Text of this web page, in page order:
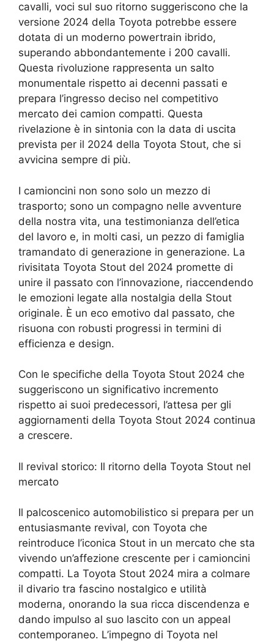
cavalli, voci sul suo ritorno suggeriscono che la
versione 2024 della Toyota potrebbe essere
dotata di un moderno powertrain ibrido,
superando abbondantemente i 200 cavalli.
Questa rivoluzione rappresenta un salto
monumentale rispetto ai decenni passati e
prepara l’ingresso deciso nel competitivo
mercato dei camion compatti. Questa
rivelazione è in sintonia con la data di uscita
prevista per il 2024 della Toyota Stout, che si
avvicina sempre di più.
I camioncini non sono solo un mezzo di
trasporto; sono un compagno nelle avventure
della nostra vita, una testimonianza dell’etica
del lavoro e, in molti casi, un pezzo di famiglia
tramandato di generazione in generazione. La
rivisitata Toyota Stout del 2024 promette di
unire il passato con l’innovazione, riaccendendo
le emozioni legate alla nostalgia della Stout
originale. È un eco emotivo dal passato, che
risuona con robusti progressi in termini di
efficienza e design.
Con le specifiche della Toyota Stout 2024 che
suggeriscono un significativo incremento
rispetto ai suoi predecessori, l’attesa per gli
aggiornamenti della Toyota Stout 2024 continua
a crescere.
Il revival storico: Il ritorno della Toyota Stout nel
mercato
Il palcoscenico automobilistico si prepara per un
entusiasmante revival, con Toyota che
reintroduce l’iconica Stout in un mercato che sta
vivendo un’affezione crescente per i camioncini
compatti. La Toyota Stout 2024 mira a colmare
il divario tra fascino nostalgico e utilità
moderna, onorando la sua ricca discendenza e
dando impulso al suo lascito con un appeal
contemporaneo. L’impegno di Toyota nel